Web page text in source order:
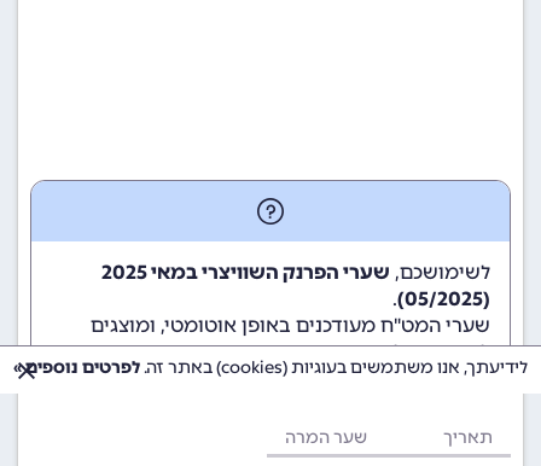
לשימושכם,
שערי הפרנק השוויצרי במאי 2025
(05/2025)
.
שערי המט"ח מעודכנים באופן אוטומטי, ומוצגים
לשימוש גולשי ומשתמשי האתר.
תאריך שער המרה
לידיעתך, אנו משתמשים בעוגיות (cookies) באתר זה. לפרטים נוספים »